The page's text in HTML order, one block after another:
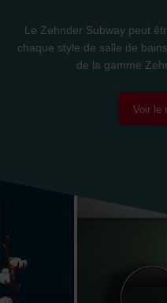
Le Zehnder Subway peut
chaque style de salle de
de la gamme
Voir le